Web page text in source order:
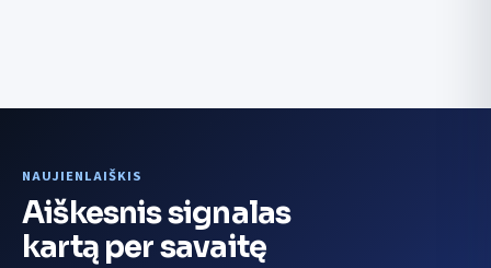
NAUJIENLAIŠKIS
Aiškesnis signalas
kartą per savaitę